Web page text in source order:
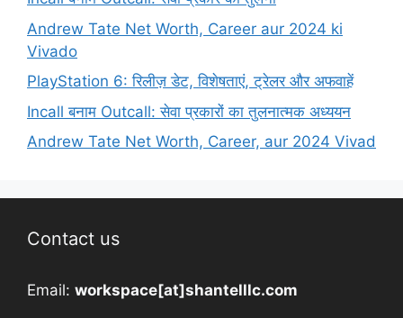
Andrew Tate Net Worth, Career aur 2024 ki
Vivado
PlayStation 6: रिलीज़ डेट, विशेषताएं, ट्रेलर और अफवाहें
Incall बनाम Outcall: सेवा प्रकारों का तुलनात्मक अध्ययन
Andrew Tate Net Worth, Career, aur 2024 Vivad
Contact us
Email: workspace[at]shantelllc.com